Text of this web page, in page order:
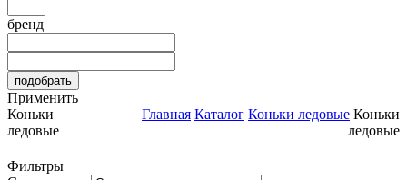
бренд
Применить
Коньки
ледовые
Главная Каталог Коньки ледовые Коньки
ледовые
Фильтры